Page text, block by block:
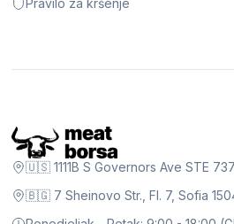
Pravilo za kršenje
🇺🇸 1111B S Governors Ave STE
🇧🇬 7 Sheinovo Str., Fl. 7, Sofia